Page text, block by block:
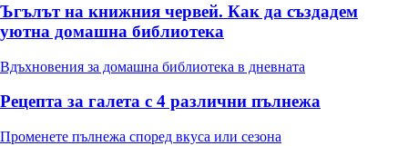
Ъгълът на книжния червей. Как да създадем
уютна домашна библиотека
Вдъхновения за домашна библиотека в дневната
Рецепта за галета с 4 различни пълнежа
Променете пълнежа според вкуса или сезона